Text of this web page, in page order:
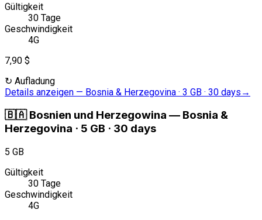
Gültigkeit
30 Tage
Geschwindigkeit
4G
7,90 $
↻ Aufladung
Details anzeigen — Bosnia & Herzegovina · 3 GB · 30 days →
🇧🇦 Bosnien und Herzegowina — Bosnia &
Herzegovina · 5 GB · 30 days
5 GB
Gültigkeit
30 Tage
Geschwindigkeit
4G